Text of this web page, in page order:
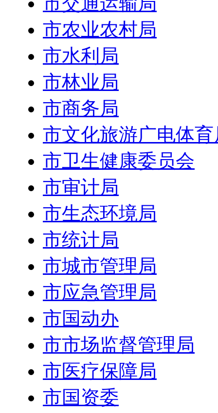
市农业农村局
市水利局
市林业局
市商务局
市文化旅游广电体育
市卫生健康委员会
市审计局
市生态环境局
市统计局
市城市管理局
市应急管理局
市国动办
市市场监督管理局
市医疗保障局
市国资委